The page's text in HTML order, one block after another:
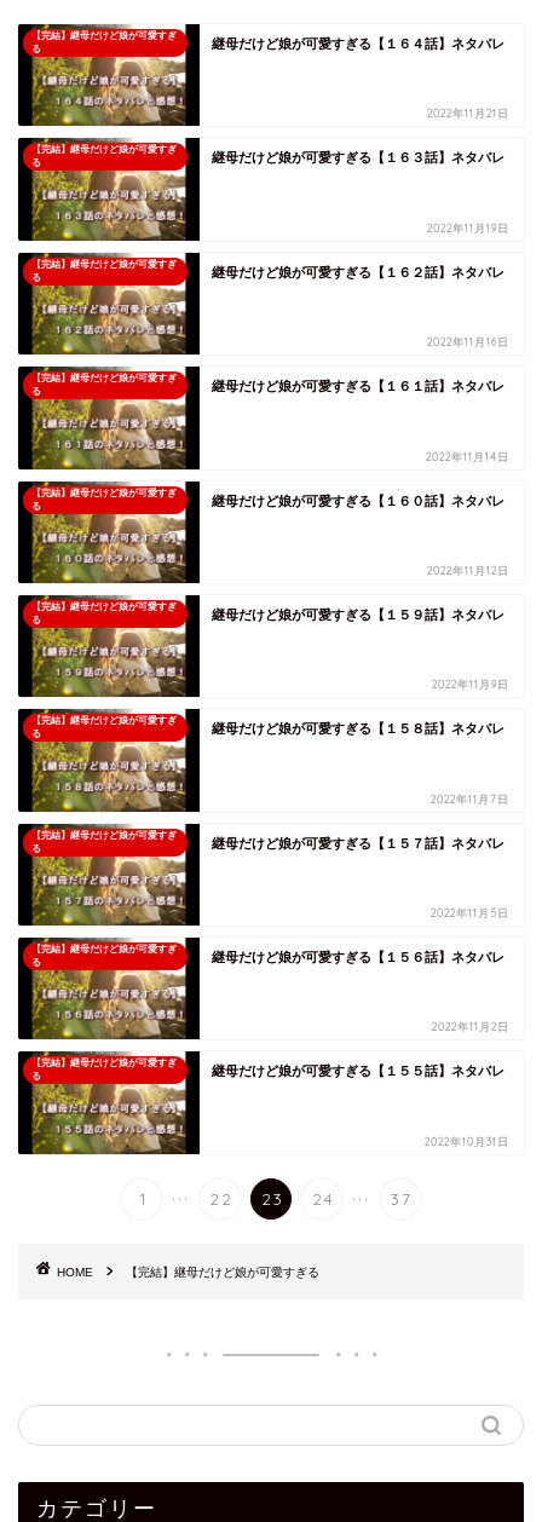
【完結】継母だけど娘が可愛すぎ
る
継母だけど娘が可愛すぎる【１６４話】ネタバレ
2022年11月21日
【完結】継母だけど娘が可愛すぎ
る
継母だけど娘が可愛すぎる【１６３話】ネタバレ
2022年11月19日
【完結】継母だけど娘が可愛すぎ
る
継母だけど娘が可愛すぎる【１６２話】ネタバレ
2022年11月16日
【完結】継母だけど娘が可愛すぎ
る
継母だけど娘が可愛すぎる【１６１話】ネタバレ
2022年11月14日
【完結】継母だけど娘が可愛すぎ
る
継母だけど娘が可愛すぎる【１６０話】ネタバレ
2022年11月12日
【完結】継母だけど娘が可愛すぎ
る
継母だけど娘が可愛すぎる【１５９話】ネタバレ
2022年11月9日
【完結】継母だけど娘が可愛すぎ
る
継母だけど娘が可愛すぎる【１５８話】ネタバレ
2022年11月7日
【完結】継母だけど娘が可愛すぎ
る
継母だけど娘が可愛すぎる【１５７話】ネタバレ
2022年11月5日
【完結】継母だけど娘が可愛すぎ
る
継母だけど娘が可愛すぎる【１５６話】ネタバレ
2022年11月2日
【完結】継母だけど娘が可愛すぎ
る
継母だけど娘が可愛すぎる【１５５話】ネタバレ
2022年10月31日
1 ... 22 23 24 ... 37
HOME 【完結】継母だけど娘が可愛すぎる
カテゴリー